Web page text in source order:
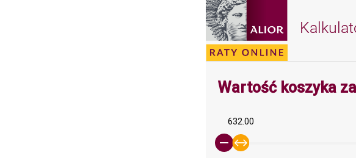
Wartość koszyka
632.00